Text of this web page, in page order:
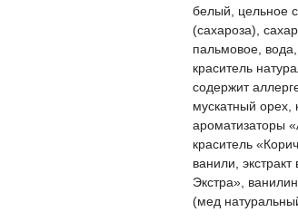
белый, цельное
(сахароза),
пальмовое, вода,
краситель
содержит
мускатный орех,
ароматизаторы
краситель
ванили,
Экстра»,
(мед